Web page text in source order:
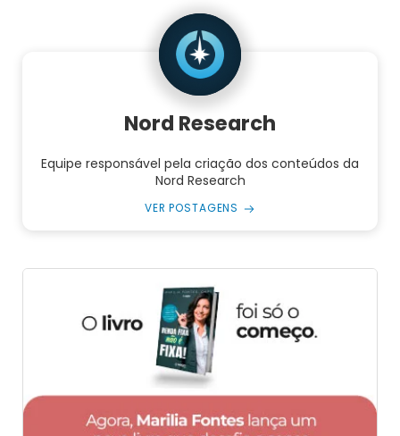
Nord Research
Equipe responsável pela criação dos conteúdos da
Nord Research
VER POSTAGENS